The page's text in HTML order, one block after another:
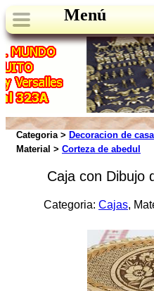
Menú
Categoria > Decoracion de casa
Material > Corteza de abedul
Caja con Dibujo
Categoria: Cajas,